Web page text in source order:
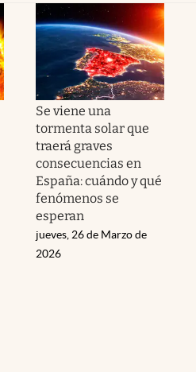
Se viene una
tormenta solar que
traerá graves
consecuencias en
España: cuándo y qué
fenómenos se
esperan
jueves, 26 de Marzo de
2026